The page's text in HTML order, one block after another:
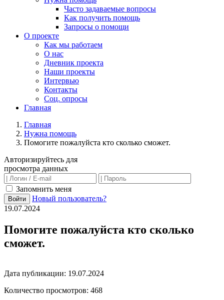
Часто задаваемые вопросы
Как получить помощь
Запросы о помощи
О проекте
Как мы работаем
О нас
Дневник проекта
Наши проекты
Интервью
Контакты
Соц. опросы
Главная
Главная
Нужна помощь
Помогите пожалуйста кто сколько сможет.
Авторизируйтесь для
просмотра данных
Запомнить меня
Войти
Новый пользователь?
19.07.2024
Помогите пожалуйста кто сколько
сможет.
Дата публикации: 19.07.2024
Количество просмотров: 468